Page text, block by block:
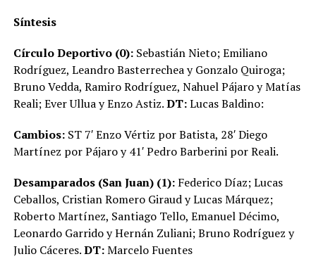
Síntesis
Círculo Deportivo (0):Sebastián Nieto; Emiliano
Rodríguez, Leandro Basterrechea y Gonzalo Quiroga;
Bruno Vedda, Ramiro Rodríguez, Nahuel Pájaro y Matías
Reali; Ever Ullua y Enzo Astiz.DT:Lucas Baldino:
Cambios:ST 7′ Enzo Vértiz por Batista, 28′ Diego
Martínez por Pájaro y 41′ Pedro Barberini por Reali.
Desamparados (San Juan) (1):Federico Díaz; Lucas
Ceballos, Cristian Romero Giraud y Lucas Márquez;
Roberto Martínez, Santiago Tello, Emanuel Décimo,
Leonardo Garrido y Hernán Zuliani; Bruno Rodríguez y
Julio Cáceres.DT:Marcelo Fuentes